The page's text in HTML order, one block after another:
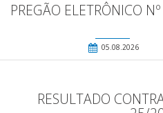
PREGÃO ELETRÔNICO
05.08.2026
RESULTADO